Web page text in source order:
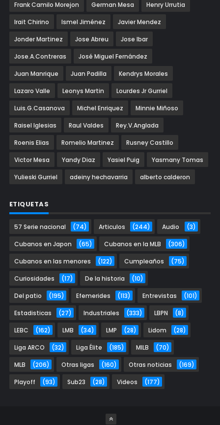
Frank Camilo Morejon German Mesa Henry Urrutia
Irait Chirino Ismel Jiménez Javier Mendez
Jonder Martinez Jose Abreu Jose Ibar
Jose.A.Contreras José Miguel Fernández
Juan Manrique Juan Padilla Kendrys Morales
Lazaro Valle Leonys Martin Lourdes Jr Gurriel
Luis.G.Casanova Michel Enriquez Minnie Miñoso
Raisel Iglesias Raul Valdes Rey.V.Anglada
Roenis Elias Romelio Martinez Rusney Castillo
Victor Mesa Yandy Diaz Yasiel Puig Yasmany Tomas
Yulieski Gurriel adeiny hechavarria alberto calderon
ETIQUETAS
57 Serie nacional (74) Articulos (244) Audio (3)
Cubanos en Japon (65) Cubanos en la MLB (306)
Cubanos en las menores (122) Cumpleaños (75)
Curiosidades (17) De la historia (10)
Del patio (195) Efemerides (113) Entrevistas (101)
Estadisticas (27) Industriales (333) LBPN (8)
LEBC (162) LMB (34) LMP (28) Lidom (28)
Liga ARCO (32) Liga Élite (185) MILB (70)
MLB (206) Otras ligas (160) Otras noticias (169)
Playoff (93) Sub23 (28) Videos (177)